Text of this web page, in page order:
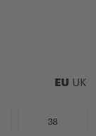
EU UK
38